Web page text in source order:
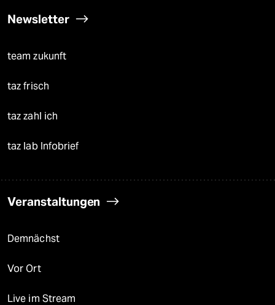
Newsletter
team zukunft
taz frisch
taz zahl ich
taz lab Infobrief
Veranstaltungen
Demnächst
Vor Ort
Live im Stream